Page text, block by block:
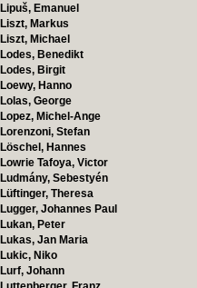
Lipuš, Emanuel
Liszt, Markus
Liszt, Michael
Lodes, Benedikt
Lodes, Birgit
Loewy, Hanno
Lolas, George
Lopez, Michel-Ange
Lorenzoni, Stefan
Löschel, Hannes
Lowrie Tafoya, Victor
Ludmány, Sebestyén
Lüftinger, Theresa
Lugger, Johannes Paul
Lukan, Peter
Lukas, Jan Maria
Lukic, Niko
Lurf, Johann